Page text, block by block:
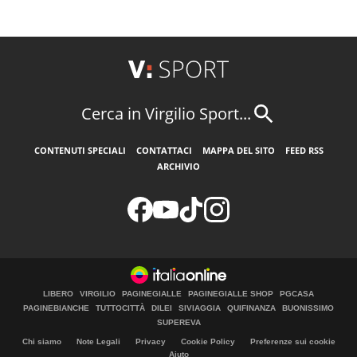
Cerca in Virgilio Sport...
CONTENUTI SPECIALI CONTATTACI MAPPA DEL SITO
FEED RSS
ARCHIVIO
LIBERO VIRGILIO PAGINEGIALLE PAGINEGIALLE SHOP
PGCASA
PAGINEBIANCHE
TUTTOCITTÀ DILEI SIVIAGGIA QUIFINANZA
BUONISSIMO
SUPEREVA
Chi siamo Note Legali Privacy Cookie Policy
Preferenze sui cookie
Aiuto